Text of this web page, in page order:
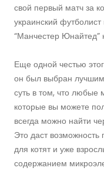
свой первый матч за
украинский
“Манчестер Юнайтед”
Еще одной честью
он был выбран
суть в том, что
которые вы можете
всегда можно найти
Это даст
для котят и уже
содержанием